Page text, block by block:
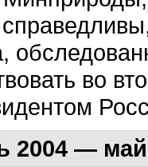
во
2004 —